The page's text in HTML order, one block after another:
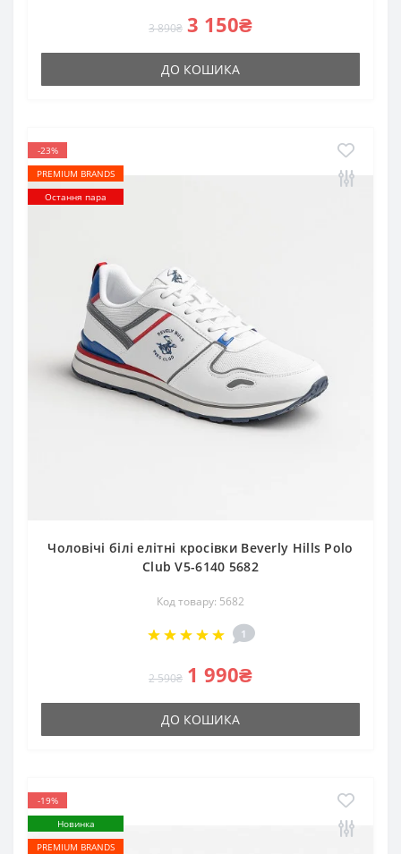
3 890₴ 3 150₴
ДО КОШИКА
-23%
PREMIUM BRANDS
Остання пара
Чоловічі білі елітні кросівки Beverly Hills Polo
Club V5-6140 5682
Код товару: 5682
1
2 590₴ 1 990₴
ДО КОШИКА
-19%
Новинка
PREMIUM BRANDS